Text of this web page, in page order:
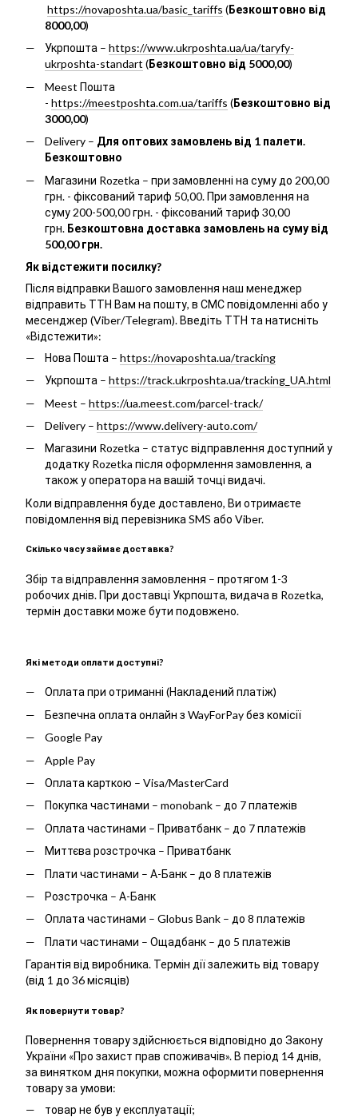
https://novaposhta.ua/basic_tariffs (Безкоштовно від
8000,00)
Укрпошта – https://www.ukrposhta.ua/ua/taryfy-
ukrposhta-standart (Безкоштовно від 5000,00)
Meest Пошта
- https://meestposhta.com.ua/tariffs (Безкоштовно від
3000,00)
Delivery – Для оптових замовлень від 1 палети.
Безкоштовно
Магазини Rozetka – при замовленні на суму до 200,00
грн. - фіксований тариф 50,00. При замовлення на
суму 200-500,00 грн. - фіксований тариф 30,00
грн. Безкоштовна доставка замовлень на суму від
500,00 грн.
Як відстежити посилку?
Після відправки Вашого замовлення наш менеджер
відправить ТТН Вам на пошту, в СМС повідомленні або у
месенджер (Viber/Telegram). Введіть ТТН та натисніть
«Відстежити»:
Нова Пошта – https://novaposhta.ua/tracking
Укрпошта – https://track.ukrposhta.ua/tracking_UA.html
Meest – https://ua.meest.com/parcel-track/
Delivery – https://www.delivery-auto.com/
Магазини Rozetka – статус відправлення доступний у
додатку Rozetka після оформлення замовлення, а
також у оператора на вашій точці видачі.
Коли відправлення буде доставлено, Ви отримаєте
повідомлення від перевізника SMS або Viber.
Скілько часу займає доставка?
Збір та відправлення замовлення – протягом 1-3
робочих днів. При доставці Укрпошта, видача в Rozetka,
термін доставки може бути подовжено.
Які методи оплати доступні?
Оплата при отриманні (Накладений платіж)
Безпечна оплата онлайн з WayForPay без комісії
Google Pay
Apple Pay
Оплата карткою – Visa/MasterCard
Покупка частинами – monobank – до 7 платежів
Оплата частинами – Приватбанк – до 7 платежів
Миттєва розстрочка – Приватбанк
Плати частинами – А-Банк – до 8 платежів
Розстрочка – А-Банк
Оплата частинами – Globus Bank – до 8 платежів
Плати частинами – Ощадбанк – до 5 платежів
Гарантія від виробника. Термін дії залежить від товару
(від 1 до 36 місяців)
Як повернути товар?
Повернення товару здійснюється відповідно до Закону
України «Про захист прав споживачів». В період 14 днів,
за винятком дня покупки, можна оформити повернення
товару за умови:
товар не був у експлуатації;